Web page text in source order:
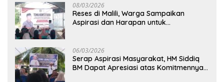
08/03/2026
Reses di Malili, Warga Sampaikan
Aspirasi dan Harapan untuk
06/03/2026
Serap Aspirasi Masyarakat, HM Siddiq
BM Dapat Apresiasi atas Komitmennya